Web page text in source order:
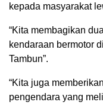
kepada masyarakat
“Kita membagikan
kendaraan bermotor
Tambun”.
“Kita juga
pengendara yang